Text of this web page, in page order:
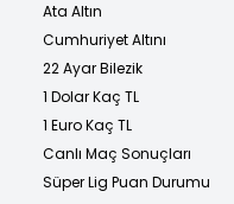
Ata Altın
Cumhuriyet Altını
22 Ayar Bilezik
1 Dolar Kaç TL
1 Euro Kaç TL
Canlı Maç Sonuçları
Süper Lig Puan Durumu